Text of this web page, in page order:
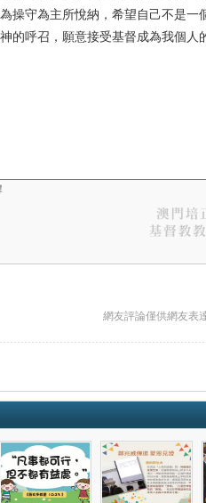
操守為主所悅納，希望自己不是
的呼召，願意接受基督成為我個人
網友評論僅供網友表